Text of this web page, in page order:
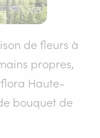
de fleurs à
propres,
Haute-
bouquet de